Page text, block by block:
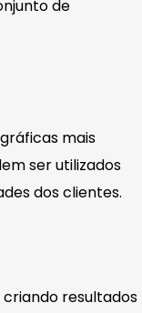
de
mais
ser utilizados
dos clientes.
criando resultados